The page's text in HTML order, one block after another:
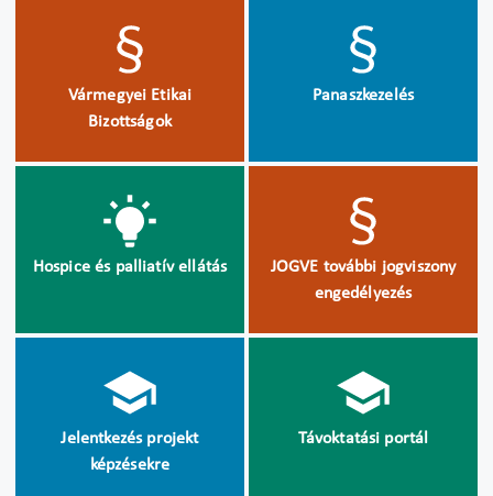
Vármegyei Etikai
Bizottságok
Panaszkezelés
Hospice és palliatív ellátás
JOGVE további jogviszony
engedélyezés
Jelentkezés projekt
képzésekre
Távoktatási portál